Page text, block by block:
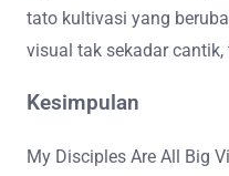
tato kultivasi yang
visual tak sekadar
Kesimpulan
My Disciples Are All Big